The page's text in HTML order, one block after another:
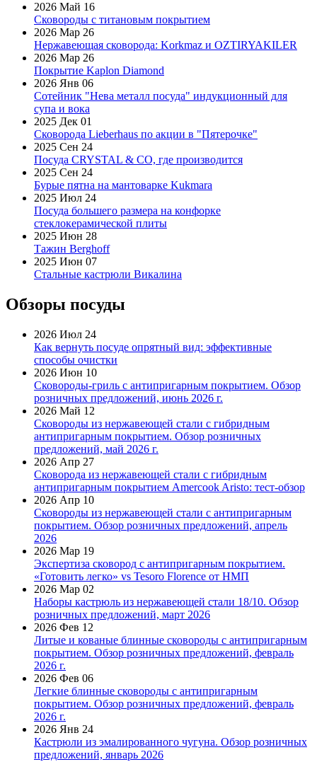
2026 Май 16
Сковороды с титановым покрытием
2026 Мар 26
Нержавеющая сковорода: Korkmaz и OZTIRYAKILER
2026 Мар 26
Покрытие Kaplon Diamond
2026 Янв 06
Сотейник "Нева металл посуда" индукционный для
супа и вока
2025 Дек 01
Сковорода Lieberhaus по акции в "Пятерочке"
2025 Сен 24
Посуда CRYSTAL & CO, где производится
2025 Сен 24
Бурые пятна на мантоварке Kukmara
2025 Июл 24
Посуда большего размера на конфорке
стеклокерамической плиты
2025 Июн 28
Тажин Berghoff
2025 Июн 07
Стальные кастрюли Викалина
Обзоры посуды
2026 Июл 24
Как вернуть посуде опрятный вид: эффективные
способы очистки
2026 Июн 10
Сковороды-гриль с антипригарным покрытием. Обзор
розничных предложений, июнь 2026 г.
2026 Май 12
Сковороды из нержавеющей стали с гибридным
антипригарным покрытием. Обзор розничных
предложений, май 2026 г.
2026 Апр 27
Сковорода из нержавеющей стали с гибридным
антипригарным покрытием Amercook Aristo: тест-обзор
2026 Апр 10
Сковороды из нержавеющей стали с антипригарным
покрытием. Обзор розничных предложений, апрель
2026
2026 Мар 19
Экспертиза сковород с антипригарным покрытием.
«Готовить легко» vs Tesoro Florence от НМП
2026 Мар 02
Наборы кастрюль из нержавеющей стали 18/10. Обзор
розничных предложений, март 2026
2026 Фев 12
Литые и кованые блинные сковороды с антипригарным
покрытием. Обзор розничных предложений, февраль
2026 г.
2026 Фев 06
Легкие блинные сковороды с антипригарным
покрытием. Обзор розничных предложений, февраль
2026 г.
2026 Янв 24
Кастрюли из эмалированного чугуна. Обзор розничных
предложений, январь 2026